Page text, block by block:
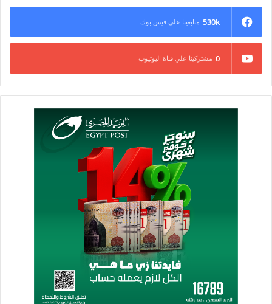
530k متابعينا علي فيس بوك
0 مشتركينا علي قناة اليوتيوب